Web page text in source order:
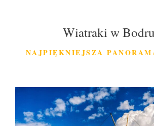
Wiatraki w
NAJPIĘKNIEJSZA